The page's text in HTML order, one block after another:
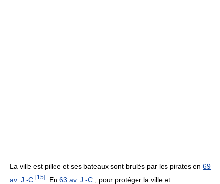
La ville est pillée et ses bateaux sont brulés par les pirates en 69
av. J.-C. [15] . En 63 av. J.-C.
, pour protéger la ville et